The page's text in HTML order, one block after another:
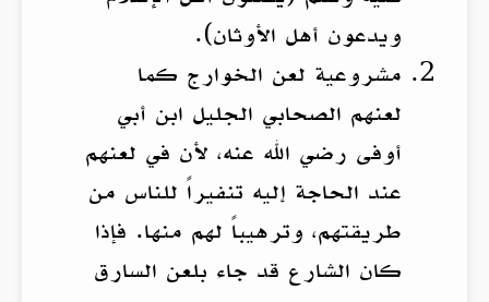
ويدعون أهل الأوثان).
مشروعية لعن الخوارج كما
لعنهم الصحابي الجليل ابن أبي
أوفى رضي الله عنه، لأن في لعنهم
عند الحاجة إليه تنفيراً للناس من
طريقتهم، وترهيباً لهم منها. فإذا
كان الشارع قد جاء بلعن السارق